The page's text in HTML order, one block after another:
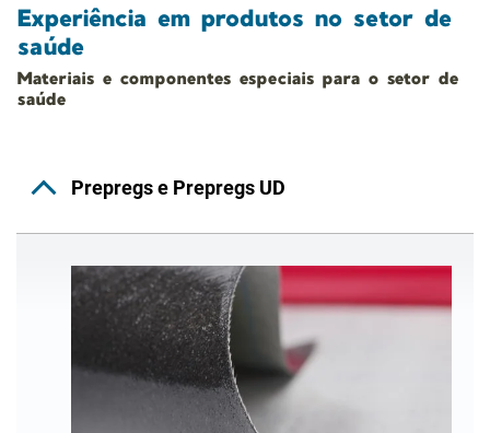
Experiência em produtos no setor de
saúde
Materiais e componentes especiais para o setor de
saúde
Prepregs e Prepregs UD